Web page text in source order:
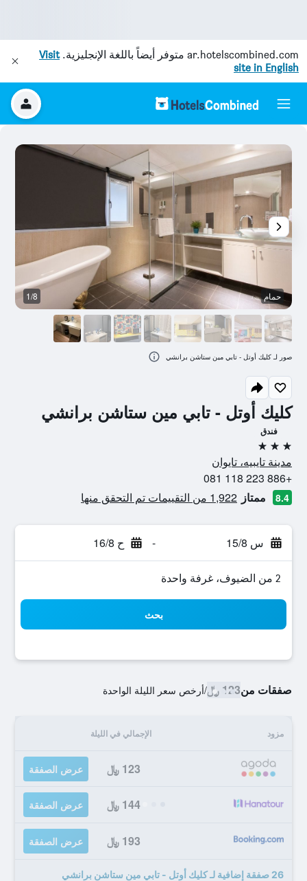
ar.hotelscombined.com متوفر أيضاً باللغة الإنجليزية.Visit
site in English
كليك أوتل - تابي مين ستاشن برانشي
فندق
3 نجوم
مدينة تايبيه، تايوان
+886 223 118 081
8.4 ممتاز 1,922 من التقييمات تم التحقق منها
س 15/8 - ح 16/8
2 من الضيوف، غرفة واحدة
بحث
صفقات من123 ﷼ /أرخص سعر الليلة الواحدة
مزود الإجمالي في الليلة
123 ﷼ عرض الصفقة
144 ﷼ عرض الصفقة
193 ﷼ عرض الصفقة
26 صفقة إضافية لـ كليك أوتل - تابي مين ستاشن برانشي
حمام 1/8
صور لـ كليك أوتل - تابي مين ستاشن برانشي